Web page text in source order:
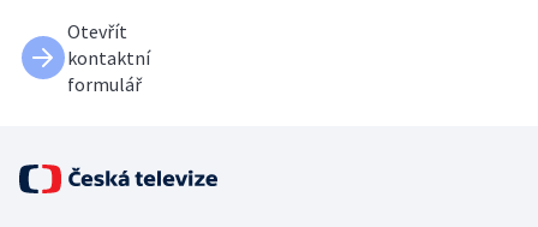
Otevřít
kontaktní
formulář